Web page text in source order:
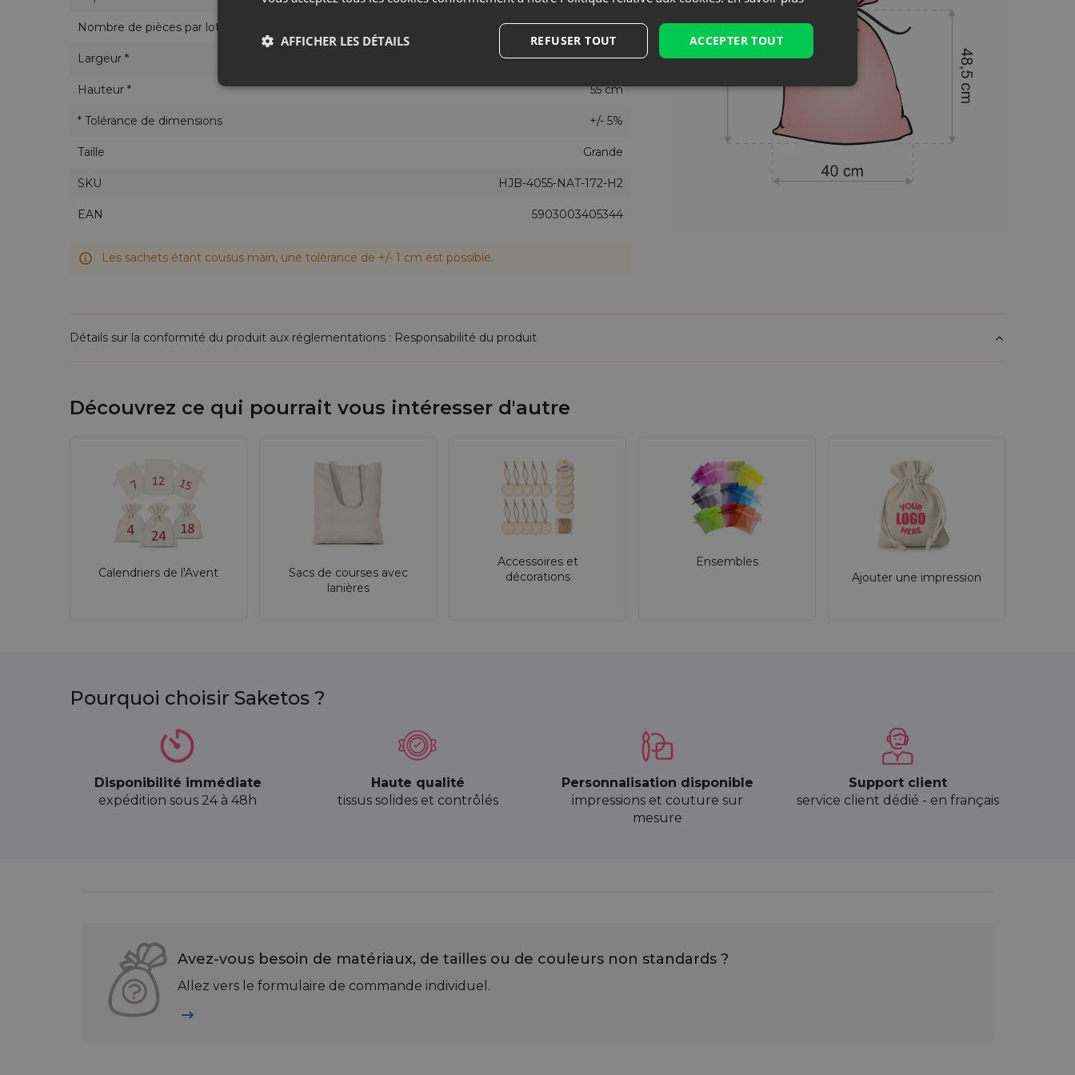
Nombre de pièces par lot 1
Largeur * 40 cm
Hauteur * 55 cm
* Tolérance de dimensions +/- 5%
Taille Grande
SKU HJB-4055-NAT-172-H2
EAN 5903003405344
Les sachets étant cousus main, une tolérance de +/- 1 cm est possible.
Détails sur la conformité du produit aux réglementations : Responsabilité du produit
Découvrez ce qui pourrait vous intéresser d'autre
Calendriers de l'Avent
Sacs de courses avec
lanières
Accessoires et
décorations
Ensembles
Ajouter une impression
Pourquoi choisir Saketos ?
Disponibilité immédiate
expédition sous 24 à 48h
Haute qualité
tissus solides et contrôlés
Personnalisation disponible
impressions et couture sur
mesure
Support client
service client dédié - en français
Avez-vous besoin de matériaux, de tailles ou de couleurs non standards ?
Allez vers le formulaire de commande individuel.
ACCEPTER TOUT
REFUSER TOUT
AFFICHER LES DÉTAILS